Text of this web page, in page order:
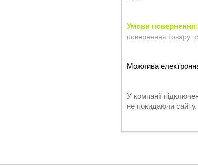
повернення товару
У компанії
не покидаючи сайту.